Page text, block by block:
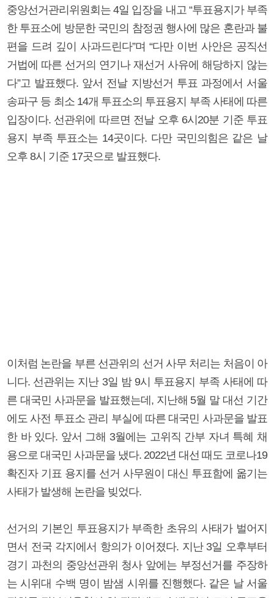
중앙선거관리위원회는 4일 입장을 내고 “투표용지가 부족
한 투표소에 방문한 국민의 참정권 행사에 많은 혼란과 불
편을 드려 깊이 사과드린다”며 “다만 이번 사안은 공직선
거법에 따른 선거의 연기나 재선거 사유에 해당하지 않는
다”고 발표했다. 앞서 전날 지방선거 투표 과정에서 서울
송파구 등 최소 14개 투표소의 투표용지 부족 사태에 따른
입장이다. 선관위에 따르면 전날 오후 6시20분 기준 투표
용지 부족 투표소는 14곳이다. 다만 국민의힘은 같은 날
오후 8시 기준 17곳으로 발표했다.
이처럼 논란을 부른 선관위의 선거 사무 처리는 처음이 아
니다. 선관위는 지난 3일 밤 9시 투표용지 부족 사태에 따
른 대국민 사과문을 발표했는데, 지난해 5월 말 대선 기간
에도 사전 투표소 관리 부실에 따른 대국민 사과문을 발표
한 바 있다. 앞서 그해 3월에는 고위직 간부 자녀 특혜 채
용으로 대국민 사과문을 냈다. 2022년 대선 때도 코로나19
확진자 기표 용지를 선거 사무원이 대신 투표함에 옮기는
사태가 발생해 논란을 빚었다.
선거의 기본인 투표용지가 부족한 초유의 사태가 벌어지
면서 전국 각지에서 항의가 이어졌다. 지난 3일 오후부터
경기 과천의 중앙선관위 청사 앞에는 부정선거를 주장하
는 시위대 수백 명이 밤샘 시위를 진행했다. 같은 날 서울